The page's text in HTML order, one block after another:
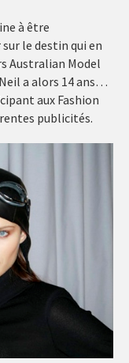
à être
le destin qui en
Australian Model
a alors 14 ans…
aux Fashion
publicités.